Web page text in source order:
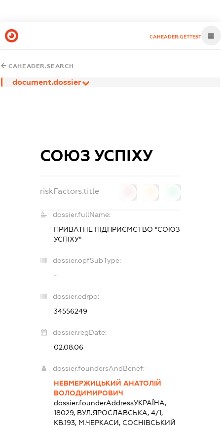
CAHEADER.GETTEST
CAHEADER.SEARCH
document.dossier
СОЮЗ УСПІХУ
riskFactors.title
dossier.fullName:
ПРИВАТНЕ ПІДПРИЄМСТВО "СОЮЗ
УСПІХУ"
dossier.opfSubType:
-
dossier.edrpo:
34556249
dossier.regDate:
02.08.06
dossier.foundersAndBenef:
НЕВМЕРЖИЦЬКИЙ АНАТОЛІЙ
ВОЛОДИМИРОВИЧ
dossier.founderAddressУКРАЇНА,
18029, ВУЛ.ЯРОСЛАВСЬКА, 4/1,
КВ.193, М.ЧЕРКАСИ, СОСНІВСЬКИЙ